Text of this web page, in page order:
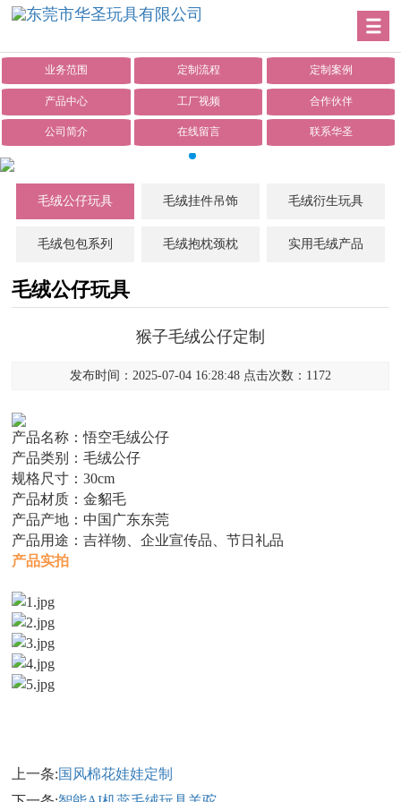
业务范围 定制流程 定制案例
产品中心 工厂视频 合作伙伴
公司简介 在线留言 联系华圣
毛绒公仔玩具 毛绒挂件吊饰 毛绒衍生玩具
毛绒包包系列 毛绒抱枕颈枕 实用毛绒产品
毛绒公仔玩具
猴子毛绒公仔定制
发布时间：2025-07-04 16:28:48 点击次数：1172
产品名称：悟空毛绒公仔
产品类别：毛绒公仔
规格尺寸：30cm
产品材质：金貂毛
产品产地：中国广东东莞
产品用途：吉祥物、企业宣传品、节日礼品
产品实拍
上一条:国风棉花娃娃定制